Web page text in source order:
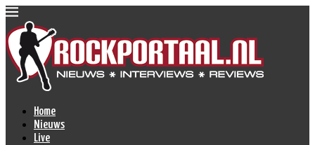
Home
Nieuws
Live